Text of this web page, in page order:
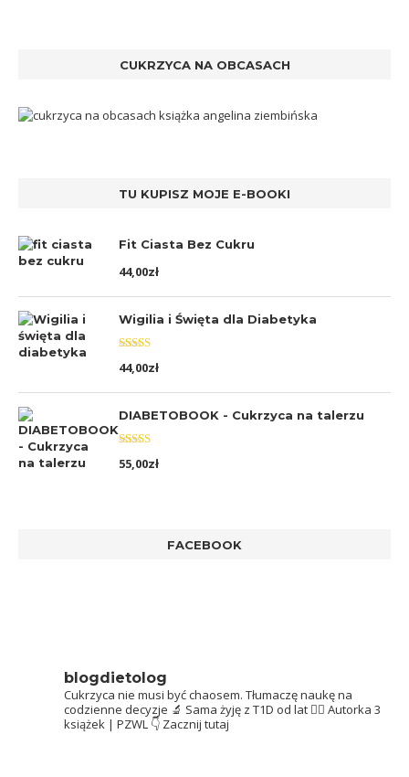
CUKRZYCA NA OBCASACH
TU KUPISZ MOJE E-BOOKI
Fit Ciasta Bez Cukru
44,00zł
Wigilia i Święta dla Diabetyka
Oceniono
5.00na 5
44,00zł
DIABETOBOOK - Cukrzyca na talerzu
Oceniono
5.00na 5
55,00zł
FACEBOOK
blogdietolog
Cukrzyca nie musi być chaosem. Tłumaczę naukę na
codzienne decyzje 🔬 Sama żyję z T1D od lat 👩‍⚕️ Autorka 3
książek | PZWL 👇 Zacznij tutaj